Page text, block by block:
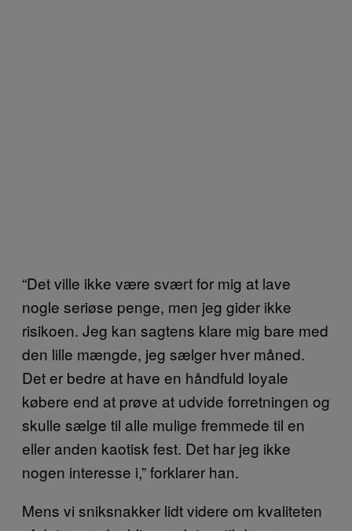
“Det ville ikke være svært for mig at lave
nogle seriøse penge, men jeg gider ikke
risikoen. Jeg kan sagtens klare mig bare med
den lille mængde, jeg sælger hver måned.
Det er bedre at have en håndfuld loyale
købere end at prøve at udvide forretningen og
skulle sælge til alle mulige fremmede til en
eller anden kaotisk fest. Det har jeg ikke
nogen interesse i,” forklarer han.
Mens vi sniksnakker lidt videre om kvaliteten